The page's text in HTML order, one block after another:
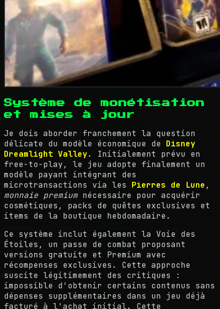
Système de monétisation
et mises à jour
Je dois aborder franchement la question
délicate du modèle économique de Disney
Dreamlight Valley. Initialement prévu en
free-to-play, le jeu adopte finalement un
modèle payant intégrant des
microtransactions via les Pierres de Lune ,
monnaie premiumnécessaire pour acquérir
cosmétiques, packs de quêtes exclusives et
items de la boutique hebdomadaire.
Ce système inclut également la Voie des
Étoiles, un passe de combat proposant
versions gratuite et Premium avec
récompenses exclusives. Cette approche
suscite légitimement des critiques :
impossible d'obtenir certains contenus sans
dépenses supplémentaires dans un jeu déjà
facturé à l'achat initial. Cette